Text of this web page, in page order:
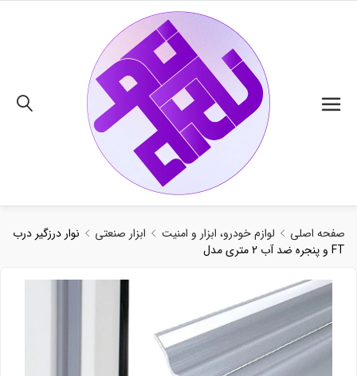
صفحه اصلی لوازم خودرو، ابزار و امنیت ابزار صنعتی
نوار درزگیر درب
و پنجره ضد آب 2 متری مدل FT